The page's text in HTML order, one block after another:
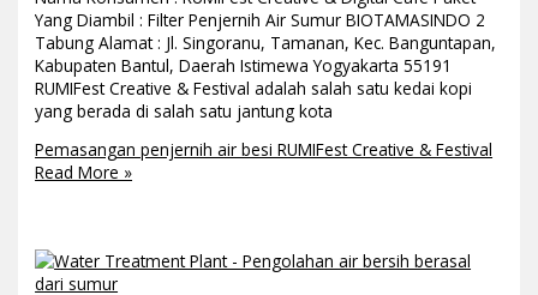
Yang Diambil : Filter Penjernih Air Sumur BIOTAMASINDO 2
Tabung Alamat : Jl. Singoranu, Tamanan, Kec. Banguntapan,
Kabupaten Bantul, Daerah Istimewa Yogyakarta 55191
RUMIFest Creative & Festival adalah salah satu kedai kopi
yang berada di salah satu jantung kota
Pemasangan penjernih air besi RUMIFest Creative & Festival
Read More »